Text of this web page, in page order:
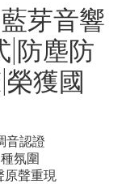
芽音響
|防塵防
獲國
音認證
氛圍
原聲重現